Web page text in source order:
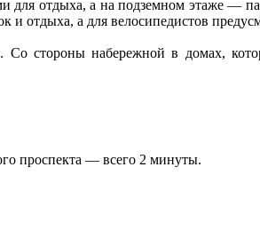
отдыха, а на подземном этаже —
отдыха, а для велосипедистов
стороны набережной в домах,
проспекта — всего 2 минуты.